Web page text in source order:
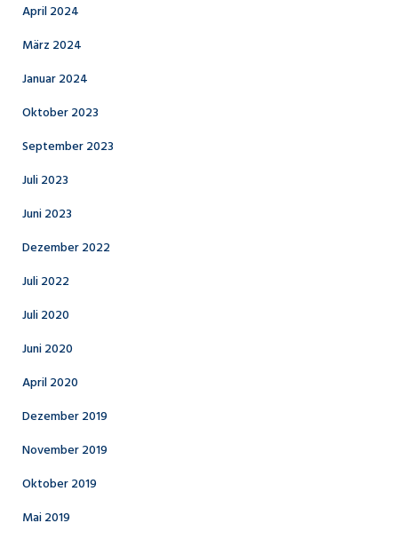
April 2024
März 2024
Januar 2024
Oktober 2023
September 2023
Juli 2023
Juni 2023
Dezember 2022
Juli 2022
Juli 2020
Juni 2020
April 2020
Dezember 2019
November 2019
Oktober 2019
Mai 2019